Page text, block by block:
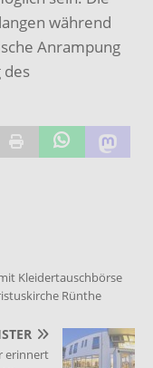
während
Anrampung
des
Kleidertauschbörse
Rünthe
erinnert